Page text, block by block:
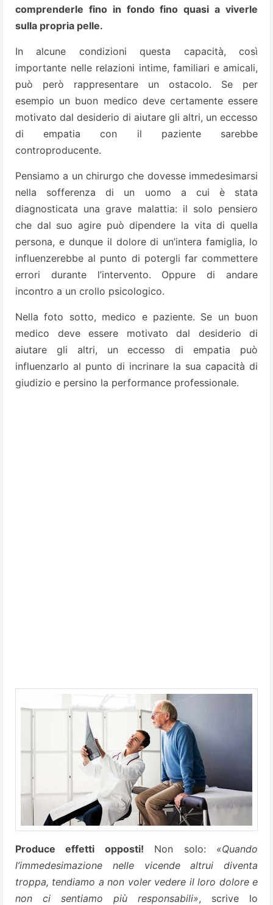
comprenderle fino in fondo fino quasi a viverle
sulla propria pelle.
In alcune condizioni questa capacità, così
importante nelle relazioni intime, familiari e amicali,
può però rappresentare un ostacolo. Se per
esempio un buon medico deve certamente essere
motivato dal desiderio di aiutare gli altri, un eccesso
di empatia con il paziente sarebbe
controproducente.
Pensiamo a un chirurgo che dovesse immedesimarsi
nella sofferenza di un uomo a cui è stata
diagnosticata una grave malattia: il solo pensiero
che dal suo agire può dipendere la vita di quella
persona, e dunque il dolore di un’intera famiglia, lo
influenzerebbe al punto di potergli far commettere
errori durante l’intervento. Oppure di andare
incontro a un crollo psicologico.
Nella foto sotto, medico e paziente. Se un buon
medico deve essere motivato dal desiderio di
aiutare gli altri, un eccesso di empatia può
influenzarlo al punto di incrinare la sua capacità di
giudizio e persino la performance professionale.
Produce effetti opposti! Non solo: «Quando
l’immedesimazione nelle vicende altrui diventa
troppa, tendiamo a non voler vedere il loro dolore e
non ci sentiamo più responsabili», scrive lo